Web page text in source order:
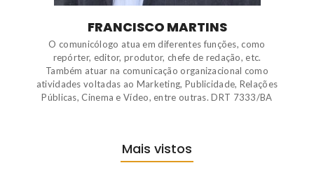
FRANCISCO MARTINS
O comunicólogo atua em diferentes funções, como
repórter, editor, produtor, chefe de redação, etc.
Também atuar na comunicação organizacional como
atividades voltadas ao Marketing, Publicidade, Relações
Públicas, Cinema e Vídeo, entre outras. DRT 7333/BA
Mais vistos